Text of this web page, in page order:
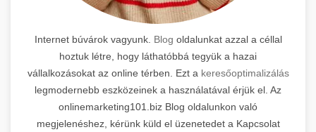
Internet búvárok vagyunk. Blog oldalunkat azzal a céllal
hoztuk létre, hogy láthatóbbá tegyük a hazai
vállalkozásokat az online térben. Ezt a keresőoptimalizálás
legmodernebb eszközeinek a használatával érjük el. Az
onlinemarketing101.biz Blog oldalunkon való
megjelenéshez, kérünk küld el üzenetedet a Kapcsolat